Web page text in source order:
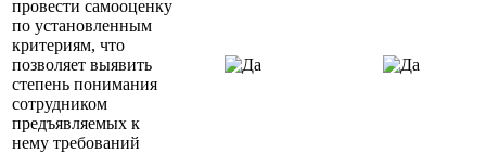
провести самооценку
по установленным
критериям, что
позволяет выявить
степень понимания
сотрудником
предъявляемых к
нему требований